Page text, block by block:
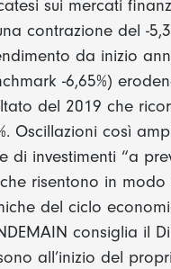
sui mercati
contrazione del -
da inizio
-6,65%)
del 2019 che
Oscillazioni così
di investimenti “a
risentono in
del ciclo
consiglia il
all’inizio del